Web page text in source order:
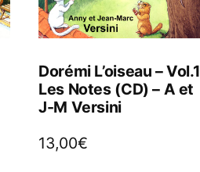
Dorémi L’oiseau – Vol.1
Les Notes (CD) – A et
J-M Versini
13,00€